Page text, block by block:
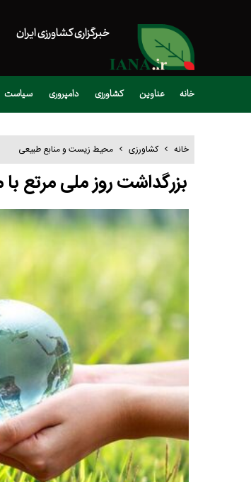
خبرگزاری کشاورزی ایران
خانه عناوین کشاورزی دامپروری سیاست
خانه کشاورزی محیط زیست و منابع طبیعی
بزرگداشت روز ملی مرتع